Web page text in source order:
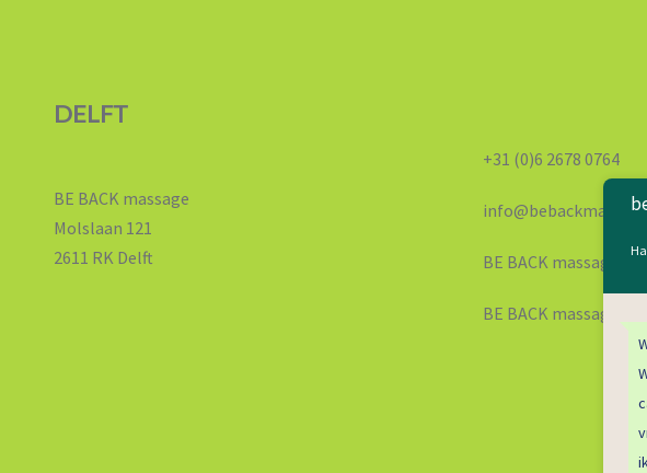
DELFT
BE BACK massage
Molslaan 121
2611 RK Delft
+31 (0)6 2678 0764
BE BACK massage
BE BACK massage